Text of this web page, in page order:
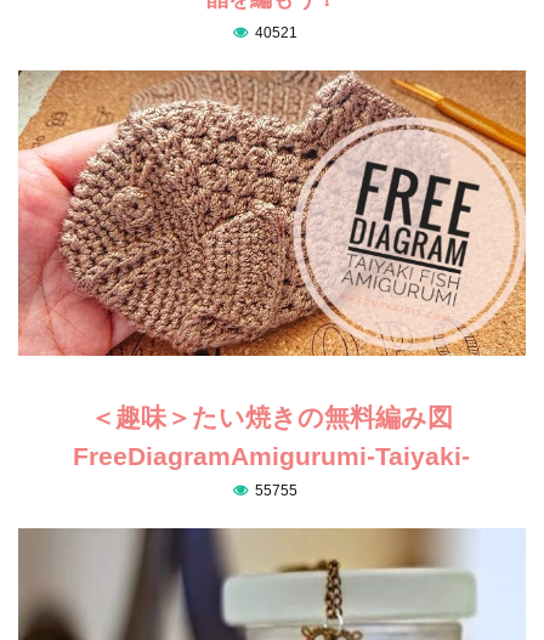
40521
＜趣味＞たい焼きの無料編み図
FreeDiagramAmigurumi-Taiyaki-
55755